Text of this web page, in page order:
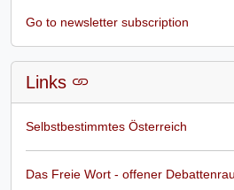
Go to newsletter subscription
Links
Selbstbestimmtes Österreich
Das Freie Wort - offener